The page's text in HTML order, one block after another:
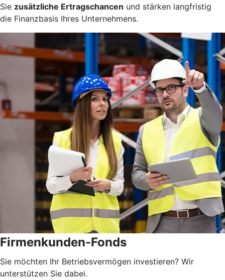
Sie zusätzliche Ertragschancen und stärken langfristig
die Finanzbasis Ihres Unternehmens.
Firmenkunden-Fonds
Sie möchten Ihr Betriebsvermögen investieren? Wir
unterstützen Sie dabei.